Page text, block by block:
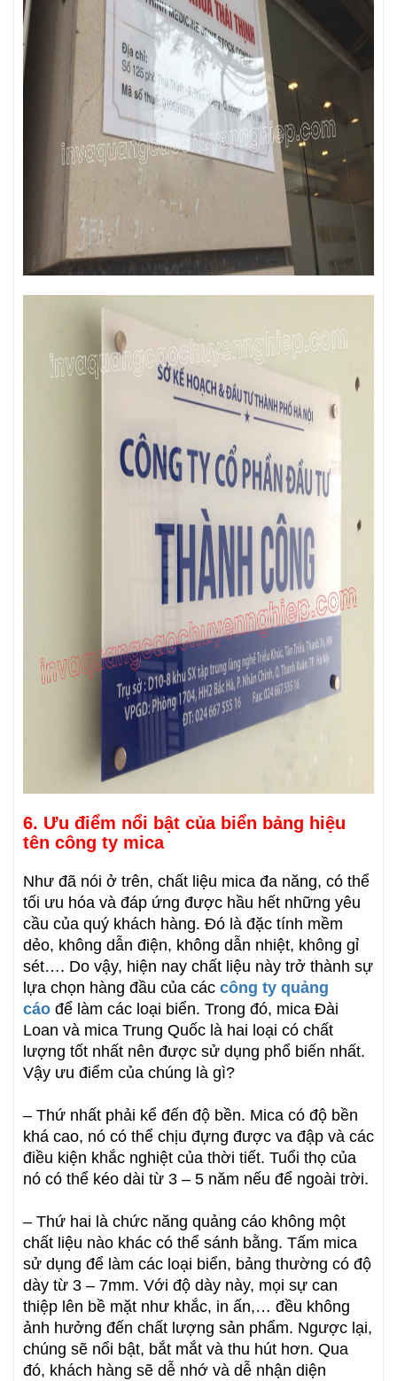
6. Ưu điểm nổi bật của biển bảng hiệu
tên công ty mica
Như đã nói ở trên, chất liệu mica đa năng, có thể
tối ưu hóa và đáp ứng được hầu hết những yêu
cầu của quý khách hàng. Đó là đặc tính mềm
dẻo, không dẫn điện, không dẫn nhiệt, không gỉ
sét…. Do vậy, hiện nay chất liệu này trở thành sự
lựa chọn hàng đầu của các công ty quảng
cáo để làm các loại biển. Trong đó, mica Đài
Loan và mica Trung Quốc là hai loại có chất
lượng tốt nhất nên được sử dụng phổ biến nhất.
Vậy ưu điểm của chúng là gì?
– Thứ nhất phải kể đến độ bền. Mica có độ bền
khá cao, nó có thể chịu đựng được va đập và các
điều kiện khắc nghiệt của thời tiết. Tuổi thọ của
nó có thể kéo dài từ 3 – 5 năm nếu để ngoài trời.
– Thứ hai là chức năng quảng cáo không một
chất liệu nào khác có thể sánh bằng. Tấm mica
sử dụng để làm các loại biển, bảng thường có độ
dày từ 3 – 7mm. Với độ dày này, mọi sự can
thiệp lên bề mặt như khắc, in ấn,… đều không
ảnh hưởng đến chất lượng sản phẩm. Ngược lại,
chúng sẽ nổi bật, bắt mắt và thu hút hơn. Qua
đó, khách hàng sẽ dễ nhớ và dễ nhận diện